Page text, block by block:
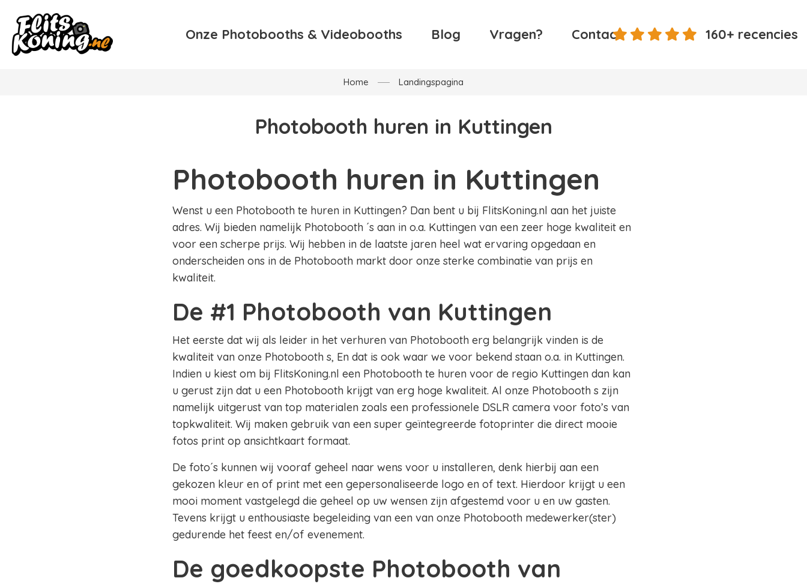
Onze Photobooths & Videobooths Blog Vragen? Contact 160+ recencies
Home Landingspagina
Photobooth huren in Kuttingen
Photobooth huren in Kuttingen
Wenst u een Photobooth te huren in Kuttingen? Dan bent u bij FlitsKoning.nl aan het juiste
adres. Wij bieden namelijk Photobooth ´s aan in o.a. Kuttingen van een zeer hoge kwaliteit en
voor een scherpe prijs. Wij hebben in de laatste jaren heel wat ervaring opgedaan en
onderscheiden ons in de Photobooth markt door onze sterke combinatie van prijs en
kwaliteit.
De #1 Photobooth van Kuttingen
Het eerste dat wij als leider in het verhuren van Photobooth erg belangrijk vinden is de
kwaliteit van onze Photobooth s, En dat is ook waar we voor bekend staan o.a. in Kuttingen.
Indien u kiest om bij FlitsKoning.nl een Photobooth te huren voor de regio Kuttingen dan kan
u gerust zijn dat u een Photobooth krijgt van erg hoge kwaliteit. Al onze Photobooth s zijn
namelijk uitgerust van top materialen zoals een professionele DSLR camera voor foto’s van
topkwaliteit. Wij maken gebruik van een super geïntegreerde fotoprinter die direct mooie
fotos print op ansichtkaart formaat.
De foto´s kunnen wij vooraf geheel naar wens voor u installeren, denk hierbij aan een
gekozen kleur en of print met een gepersonaliseerde logo en of text. Hierdoor krijgt u een
mooi moment vastgelegd die geheel op uw wensen zijn afgestemd voor u en uw gasten.
Tevens krijgt u enthousiaste begeleiding van een van onze Photobooth medewerker(ster)
gedurende het feest en/of evenement.
De goedkoopste Photobooth van